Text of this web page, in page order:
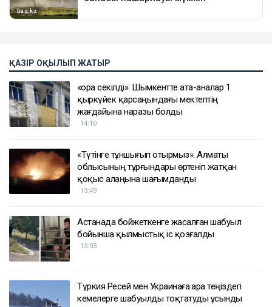
ҚАЗІР ОҚЫЛЫП ЖАТЫР
«Қора секілді»: Шымкентте ата-аналар 1
қыркүйек қарсаңындағы мектептің
жағдайына наразы болды
14:10
«Түтінге тұншығып отырмыз»: Алматы
облысының тұрғындары өртеніп жатқан
қоқыс алаңына шағымданды
13:49
Астанада бойжеткенге жасалған шабуыл
бойынша қылмыстық іс қозғалды
13:03
Түркия Ресей мен Украинаға Қара теңіздегі
кемелерге шабуылды тоқтатуды ұсынды